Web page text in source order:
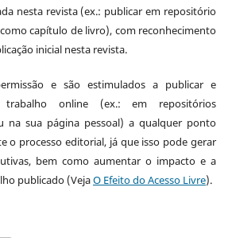
nesta revista (ex.: publicar em repositório
capítulo de livro), com reconhecimento
inicial nesta revista.
e são estimulados a publicar e
online (ex.: em repositórios
na sua página pessoal) a qualquer ponto
o processo editorial, já que isso pode gerar
bem como aumentar o impacto e a
publicado (VejaO Efeito do Acesso Livre).